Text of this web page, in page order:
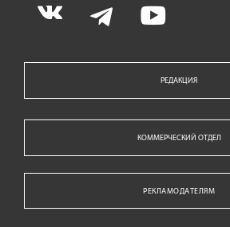
РЕДАКЦИЯ
КОММЕРЧЕСКИЙ ОТДЕЛ
РЕКЛАМОДАТЕЛЯМ